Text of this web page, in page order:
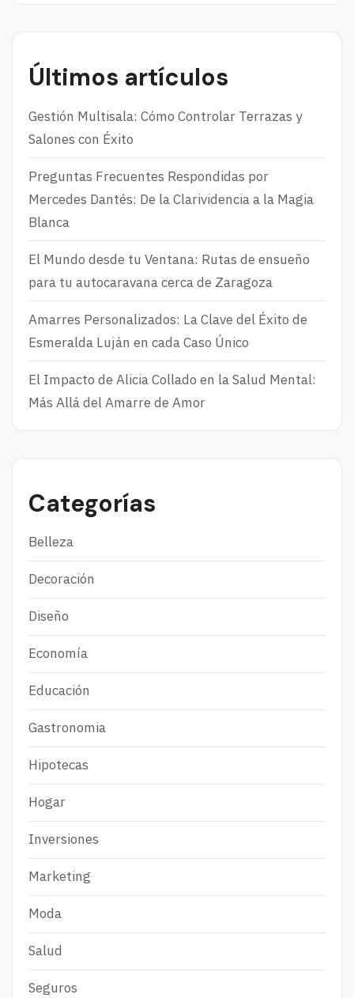
Últimos artículos
Gestión Multisala: Cómo Controlar Terrazas y
Salones con Éxito
Preguntas Frecuentes Respondidas por
Mercedes Dantés: De la Clarividencia a la Magia
Blanca
El Mundo desde tu Ventana: Rutas de ensueño
para tu autocaravana cerca de Zaragoza
Amarres Personalizados: La Clave del Éxito de
Esmeralda Luján en cada Caso Único
El Impacto de Alicia Collado en la Salud Mental:
Más Allá del Amarre de Amor
Categorías
Belleza
Decoración
Diseño
Economía
Educación
Gastronomia
Hipotecas
Hogar
Inversiones
Marketing
Moda
Salud
Seguros